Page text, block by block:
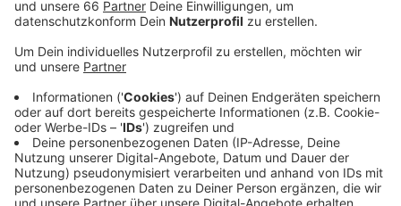
Veröffentlicht:Montag, 09.11.2020 05:20
Anzeige
Die Kreuzung Eller Kamp/Kamper Weg ist seit heute
(09. November 2020), bis voraussichtlich Freitag für
Autos gesperrt. Dort laufen abschließende
Bauarbeiten für einen neuen Radweg. Zuvor wurde der